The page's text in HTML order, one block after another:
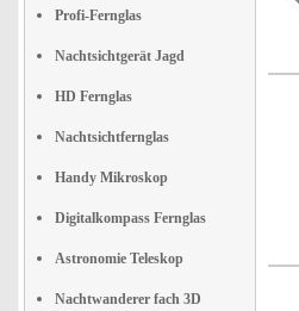
Profi-Fernglas
Nachtsichtgerät Jagd
HD Fernglas
Nachtsichtfernglas
Handy Mikroskop
Digitalkompass Fernglas
Astronomie Teleskop
Nachtwanderer fach 3D